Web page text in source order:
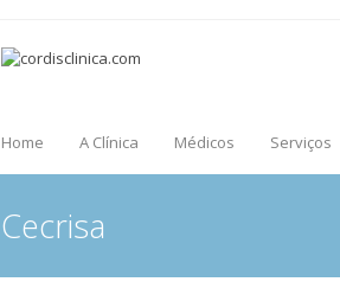
Home A Clínica Médicos Serviços
Cecrisa